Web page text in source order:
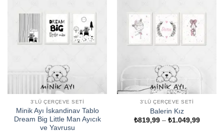
3'LÜ ÇERÇEVE SETI
Minik Ayı İskandinav Tablo
Dream Big Little Man Ayıcık
ve Yavrusu
3'LÜ ÇERÇEVE SETI
Balerin Kız
₺819,99 – ₺1.049,99Fiyat